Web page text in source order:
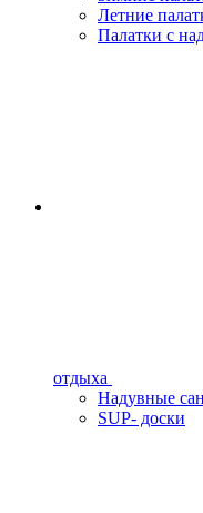
Летние
Палатки с
отдыха
Надувные
SUP- доски